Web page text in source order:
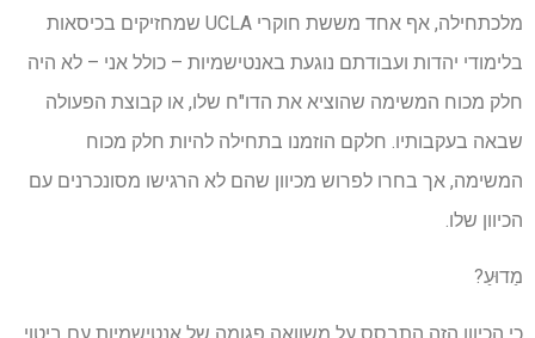
מלכתחילה, אף אחד מששת חוקרי UCLA שמחזיקים בכיסאות
בלימודי יהדות ועבודתם נוגעת באנטישמיות – כולל אני – לא היה
חלק מכוח המשימה שהוציא את הדו"ח שלו, או קבוצת הפעולה
שבאה בעקבותיו. חלקם הוזמנו בתחילה להיות חלק מכוח
המשימה, אך בחרו לפרוש מכיוון שהם לא הרגישו מסונכרנים עם
הכיוון שלו.
מַדוּעַ?
כי הכיוון הזה התבסס על משוואה פגומה של אנטישמיות עם ביטוי